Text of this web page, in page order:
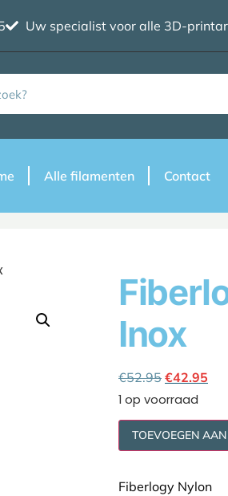
Uw specialist voor alle 3D-
Alle filamenten Contact
Inox
€52.95 €42.95
1 op voorraad
TOEVOEGEN
Fiberlogy Nylon